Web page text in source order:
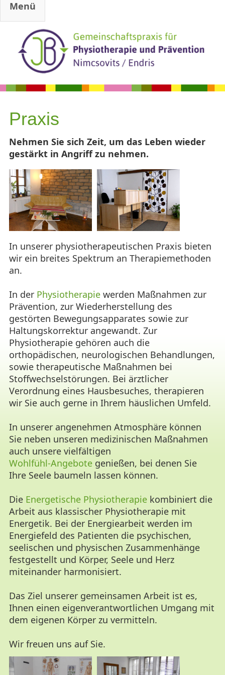
Menü
Praxis
Nehmen Sie sich Zeit, um das Leben wieder
gestärkt in Angriff zu nehmen.
In unserer physiotherapeutischen Praxis bieten
wir ein breites Spektrum an Therapiemethoden
an.
In der Physiotherapiewerden Maßnahmen zur
Prävention, zur Wiederherstellung des
gestörten Bewegungsapparates sowie zur
Haltungskorrektur angewandt. Zur
Physiotherapie gehören auch die
orthopädischen, neurologischen Behandlungen,
sowie therapeutische Maßnahmen bei
Stoffwechselstörungen. Bei ärztlicher
Verordnung eines Hausbesuches, therapieren
wir Sie auch gerne in Ihrem häuslichen Umfeld.
In unserer angenehmen Atmosphäre können
Sie neben unseren medizinischen Maßnahmen
auch unsere vielfältigen
Wohlfühl-Angebotegenießen, bei denen Sie
Ihre Seele baumeln lassen können.
Die Energetische Physiotherapiekombiniert die
Arbeit aus klassischer Physiotherapie mit
Energetik. Bei der Energiearbeit werden im
Energiefeld des Patienten die psychischen,
seelischen und physischen Zusammenhänge
festgestellt und Körper, Seele und Herz
miteinander harmonisiert.
Das Ziel unserer gemeinsamen Arbeit ist es,
Ihnen einen eigenverantwortlichen Umgang mit
dem eigenen Körper zu vermitteln.
Wir freuen uns auf Sie.